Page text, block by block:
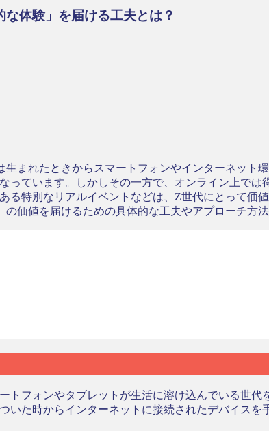
体験」を届ける工夫とは？
まれたときからスマートフォンやインターネッ
っています。しかしその一方で、オンライン上で
る特別なリアルイベントなどは、Z世代にとって
価値を届けるための具体的な工夫やアプローチ方
トフォンやタブレットが生活に溶け込んでいる世
いた時からインターネットに接続されたデバイス